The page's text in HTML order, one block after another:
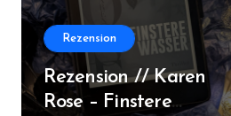
Rezension
Rezension // Karen
Rose – Finstere